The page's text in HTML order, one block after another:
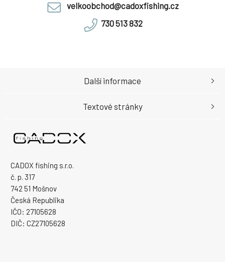
velkoobchod@cadoxfishing.cz
730 513 832
CADOX fishing s.r.o.
č. p. 317
742 51 Mošnov
Česká Republika
IČO: 27105628
DIČ: CZ27105628
Další informace
Textové stránky